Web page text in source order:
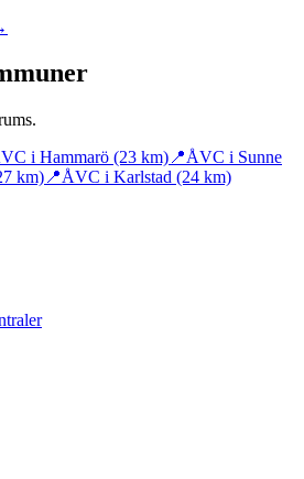
.
i Hammarö (23 km) 📍ÅVC i Sunne
km) 📍ÅVC i Karlstad (24 km)